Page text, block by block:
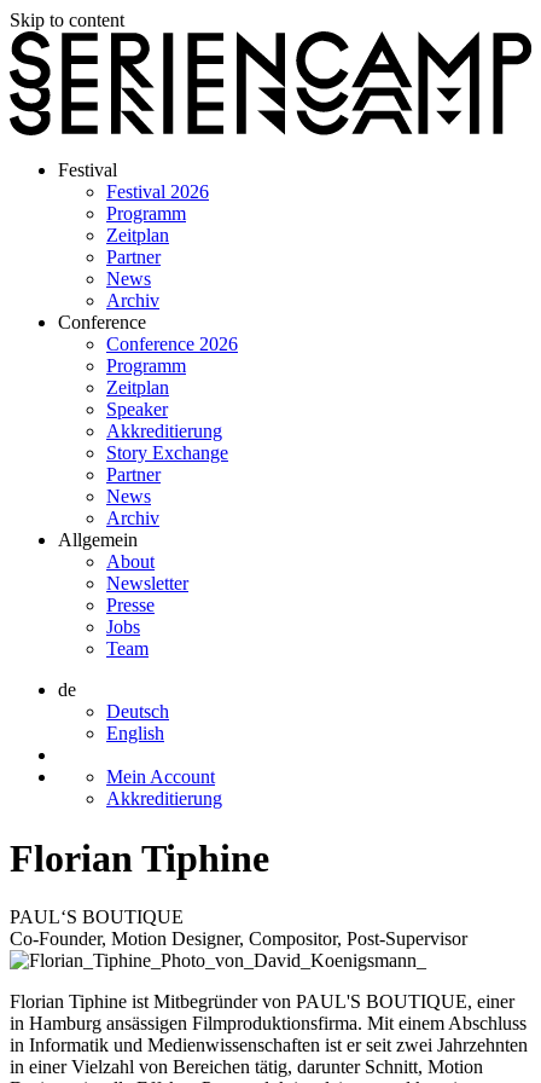
Skip to content
Festival
Festival 2026
Programm
Zeitplan
Partner
News
Archiv
Conference
Conference 2026
Programm
Zeitplan
Speaker
Akkreditierung
Story Exchange
Partner
News
Archiv
Allgemein
About
Newsletter
Presse
Jobs
Team
de
Deutsch
English
Mein Account
Akkreditierung
Florian Tiphine
PAUL‘S BOUTIQUE
Co-Founder, Motion Designer, Compositor, Post-Supervisor
Florian Tiphine ist Mitbegründer von PAUL'S BOUTIQUE, einer
in Hamburg ansässigen Filmproduktionsfirma. Mit einem Abschluss
in Informatik und Medienwissenschaften ist er seit zwei Jahrzehnten
in einer Vielzahl von Bereichen tätig, darunter Schnitt, Motion